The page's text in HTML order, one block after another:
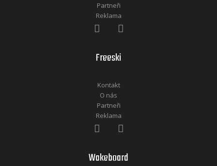
Partneři
Reklama
Freeski
Kontakt
O nás
Partneři
Reklama
Wakeboard